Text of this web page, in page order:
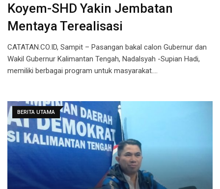
Koyem-SHD Yakin Jembatan
Mentaya Terealisasi
CATATAN.CO.ID, Sampit – Pasangan bakal calon Gubernur dan
Wakil Gubernur Kalimantan Tengah, Nadalsyah -Supian Hadi,
memiliki berbagai program untuk masyarakat.…
BERITA UTAMA